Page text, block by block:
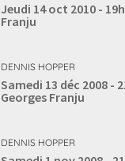
Jeudi 14 oct 2010 -
Franju
DENNIS HOPPER
Samedi 13 déc 2008 -
Georges Franju
DENNIS HOPPER